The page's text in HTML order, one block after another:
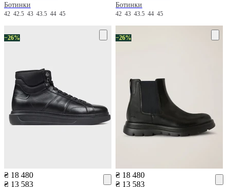
Ботинки
42 42.5 43 43.5 44 45
Ботинки
424343.54445
−26%
₴ 18 480
₴ 13 583
−26%
₴ 18 480
₴ 13 583